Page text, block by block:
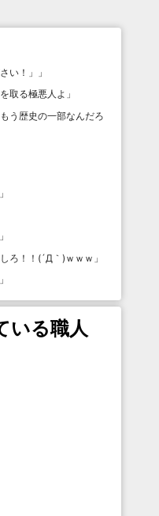
い！」
」
取る極悪人よ 」
う歴史の一部なんだろ
」
」
ろ！！(´Д｀)ｗｗｗ 」
」
いる職人